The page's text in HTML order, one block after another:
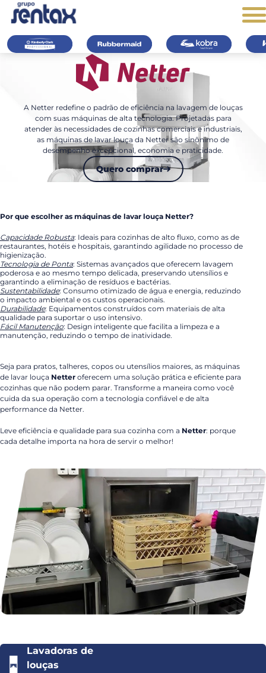
A Kimberly-Clark
Professional oferece
produtos de higiene
pessoal essenciais,
ajudando a manter
ambientes excepcionais
e sempre higienizados.
Equipamentos de
limpeza e ergonômicos
como alta performance
e durabilidade.
Ver mais
Estações de
de água
para consumo
Ver mais
A Netter redefine o padrão de eficiência na lavagem de louças
com suas máquinas de alta tecnologia. Projetadas para
atender às necessidades de cozinhas comerciais e industriais,
as máquinas de lavar louça da Netter são sinônimo de
desempenho excepcional, economia e praticidade.
Quero comprar
Por que escolher as máquinas de lavar louça Netter?
Capacidade Robusta: Ideais para cozinhas de alto fluxo, como as de
restaurantes, hotéis e hospitais, garantindo agilidade no processo de
higienização.
Tecnologia de Ponta: Sistemas avançados que oferecem lavagem
poderosa e ao mesmo tempo delicada, preservando utensílios e
garantindo a eliminação de resíduos e bactérias.
Sustentabilidade: Consumo otimizado de água e energia, reduzindo
o impacto ambiental e os custos operacionais.
Durabilidade: Equipamentos construídos com materiais de alta
qualidade para suportar o uso intensivo.
Fácil Manutenção: Design inteligente que facilita a limpeza e a
manutenção, reduzindo o tempo de inatividade.
Seja para pratos, talheres, copos ou utensílios maiores, as máquinas
de lavar louça Netter oferecem uma solução prática e eficiente para
cozinhas que não podem parar. Transforme a maneira como você
cuida da sua operação com a tecnologia confiável e de alta
performance da Netter.
Leve eficiência e qualidade para sua cozinha com a Netter: porque
cada detalhe importa na hora de servir o melhor!
Lavadoras de
louças